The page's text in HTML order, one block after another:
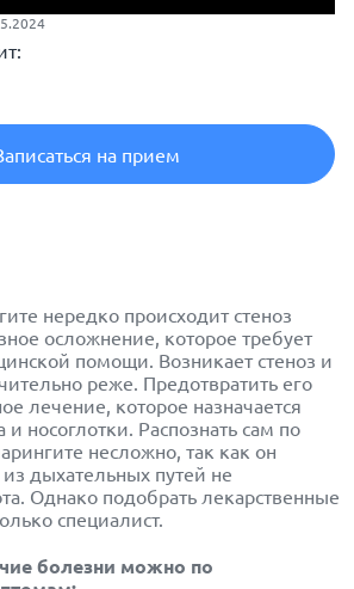
на прием
нередко происходит стеноз
осложнение, которое требует
помощи. Возникает стеноз и
реже. Предотвратить его
лечение, которое назначается
и носоглотки. Распознать сам по
несложно, так как он
дыхательных путей не
Однако подобрать лекарственные
специалист.
болезни можно по